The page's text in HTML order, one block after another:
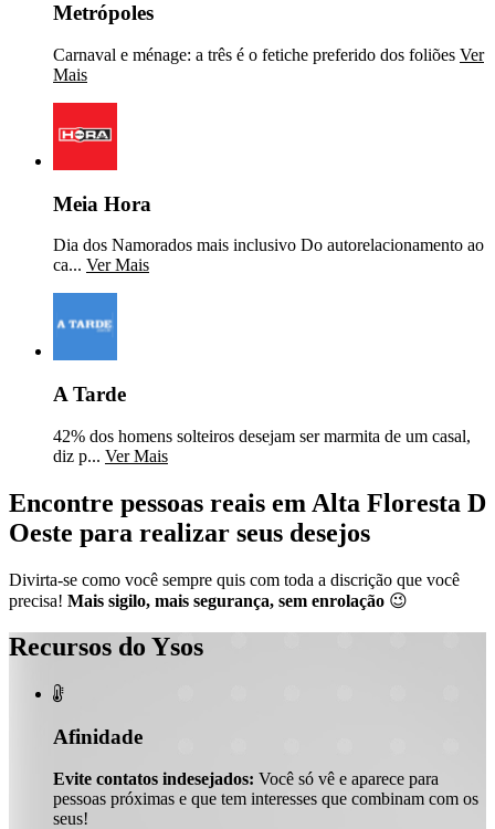
Metrópoles
Carnaval e ménage: a três é o fetiche preferido dos foliões Ver
Mais
Meia Hora
Dia dos Namorados mais inclusivo Do autorelacionamento ao
ca... Ver Mais
A Tarde
42% dos homens solteiros desejam ser marmita de um casal,
diz p... Ver Mais
Encontre pessoas reais em Alta Floresta D
Oeste para realizar seus desejos
Divirta-se como você sempre quis com toda a discrição que você
precisa! Mais sigilo, mais segurança, sem enrolação 😉
Recursos do Ysos

Afinidade
Evite contatos indesejados: Você só vê e aparece para
pessoas próximas e que tem interesses que combinam com os
seus!